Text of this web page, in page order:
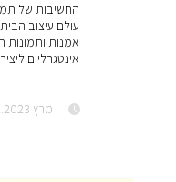
החשיבות של
עולם עיצוב
אמנות ותמונות
אינטגרליים
מרץ 18.12.2023